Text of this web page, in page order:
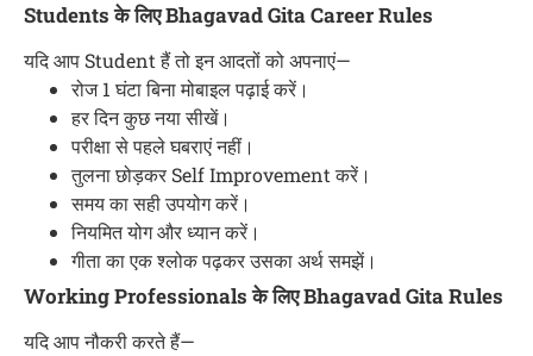
Students के लिए Bhagavad Gita Career Rules
यदि आप Student हैं तो इन आदतों को अपनाएं—
रोज 1 घंटा बिना मोबाइल पढ़ाई करें।
हर दिन कुछ नया सीखें।
परीक्षा से पहले घबराएं नहीं।
तुलना छोड़कर Self Improvement करें।
समय का सही उपयोग करें।
नियमित योग और ध्यान करें।
गीता का एक श्लोक पढ़कर उसका अर्थ समझें।
Working Professionals के लिए Bhagavad Gita Rules
यदि आप नौकरी करते हैं—